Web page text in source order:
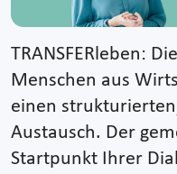
TRANSFERleben:
Menschen aus
einen
Austausch. Der
Startpunkt Ihrer